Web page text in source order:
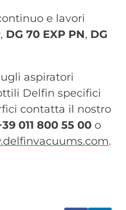
e lavori
, DG 70 EXP PN, DG
aspiratori
Delfin specifici
contatta il nostro
011 800 55 00 o
.